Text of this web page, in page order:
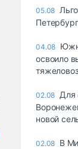
05.08
04.08
освоило
02.08 Для
новой
02.08 В